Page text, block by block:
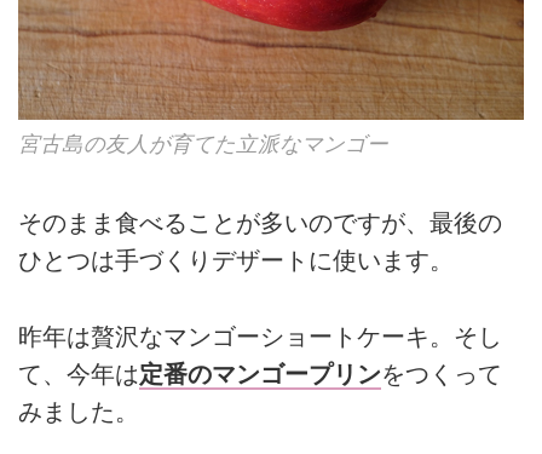
宮古島の友人が育てた立派なマンゴー
そのまま食べることが多いのですが、最後の
ひとつは手づくりデザートに使います。
昨年は贅沢なマンゴーショートケーキ。そし
て、今年は定番のマンゴープリンをつくって
みました。